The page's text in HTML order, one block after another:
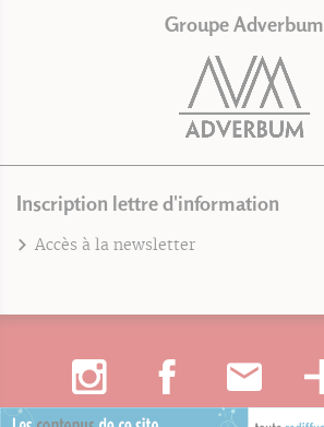
Groupe Adverbum
Inscription lettre d'information
Accès à la newsletter